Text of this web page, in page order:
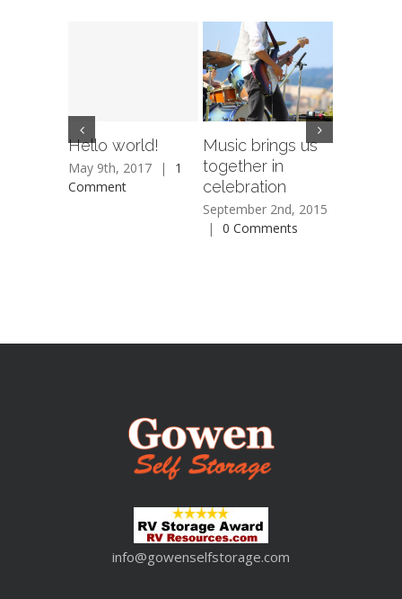
Hello world!
May 9th, 2017 |
1
Comment
Music brings us
together in
celebration
September 2nd, 2015
|
0 Comments
info@gowenselfstorage.com